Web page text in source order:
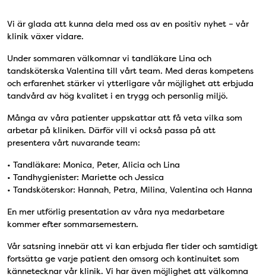
Vi är glada att kunna dela med oss av en positiv nyhet – vår
klinik växer vidare.
Under sommaren välkomnar vi tandläkare Lina och
tandsköterska Valentina till vårt team. Med deras kompetens
och erfarenhet stärker vi ytterligare vår möjlighet att erbjuda
tandvård av hög kvalitet i en trygg och personlig miljö.
Många av våra patienter uppskattar att få veta vilka som
arbetar på kliniken. Därför vill vi också passa på att
presentera vårt nuvarande team:
• Tandläkare: Monica, Peter, Alicia och Lina
• Tandhygienister: Mariette och Jessica
• Tandsköterskor: Hannah, Petra, Milina, Valentina och Hanna
En mer utförlig presentation av våra nya medarbetare
kommer efter sommarsemestern.
Vår satsning innebär att vi kan erbjuda fler tider och samtidigt
fortsätta ge varje patient den omsorg och kontinuitet som
kännetecknar vår klinik. Vi har även möjlighet att välkomna